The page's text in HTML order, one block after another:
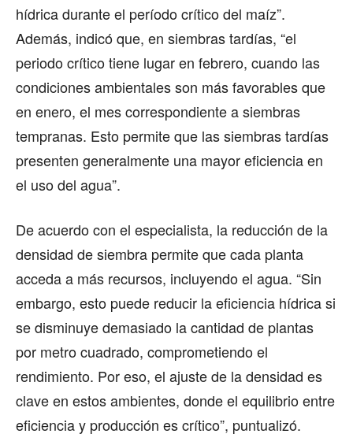
hídrica durante el período crítico del maíz”.
Además, indicó que, en siembras tardías, “el
periodo crítico tiene lugar en febrero, cuando las
condiciones ambientales son más favorables que
en enero, el mes correspondiente a siembras
tempranas. Esto permite que las siembras tardías
presenten generalmente una mayor eficiencia en
el uso del agua”.
De acuerdo con el especialista, la reducción de la
densidad de siembra permite que cada planta
acceda a más recursos, incluyendo el agua. “Sin
embargo, esto puede reducir la eficiencia hídrica si
se disminuye demasiado la cantidad de plantas
por metro cuadrado, comprometiendo el
rendimiento. Por eso, el ajuste de la densidad es
clave en estos ambientes, donde el equilibrio entre
eficiencia y producción es crítico”, puntualizó.